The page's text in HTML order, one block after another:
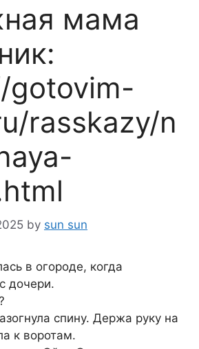
мама
gotovim-
rasskazy/n
by sun sun
в огороде, когда
дочери.
спину. Держа руку на
к воротам.